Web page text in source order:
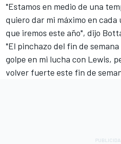
"Estamos en medio de una
quiero dar mi máximo en cada
que iremos este año", dijo
"El pinchazo del fin de
golpe en mi lucha con Lewis,
volver fuerte este fin de